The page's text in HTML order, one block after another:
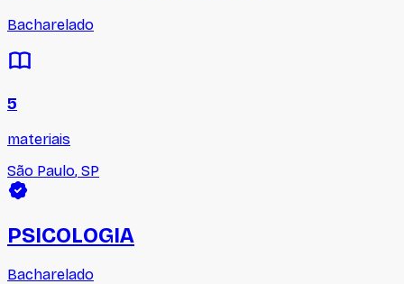
Bacharelado
5
materiais
São Paulo, SP
PSICOLOGIA
Bacharelado